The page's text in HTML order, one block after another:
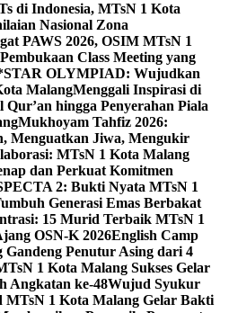
di Indonesia, MTsN 1 Kota
Nasional Zona
PAWS 2026, OSIM MTsN 1
Class Meeting yang
OLYMPIAD: Wujudkan
MalangMenggali Inspirasi di
hingga Penyerahan Piala
Mukhoyam Tahfiz 2026:
Menguatkan Jiwa, Mengukir
MTsN 1 Kota Malang
dan Perkuat Komitmen
2: Bukti Nyata MTsN 1
Generasi Emas Berbakat
15 Murid Terbaik MTsN 1
OSN-K 2026English Camp
Gandeng Penutur Asing dari 4
1 Kota Malang Sukses Gelar
Angkatan ke-48Wujud Syukur
MTsN 1 Kota Malang Gelar Bakti